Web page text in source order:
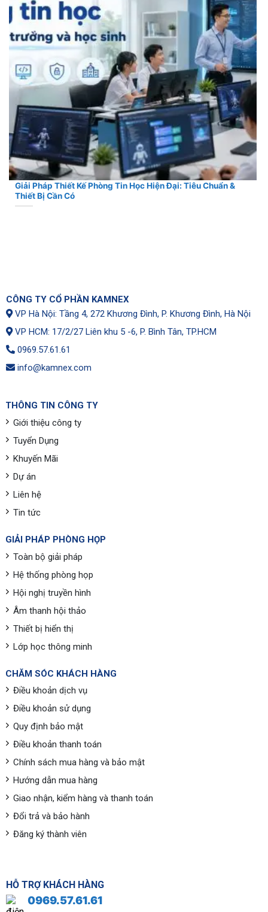
Giải Pháp Thiết Kế Phòng Tin Học Hiện Đại: Tiêu Chuẩn &
Thiết Bị Cần Có
CÔNG TY CỔ PHẦN KAMNEX
VP Hà Nội: Tầng 4, 272 Khương Đình, P. Khương Đình, Hà Nội
VP HCM: 17/2/27 Liên khu 5 -6, P. Bình Tân, TP.HCM
0969.57.61.61
info@kamnex.com
THÔNG TIN CÔNG TY
Giới thiệu công ty
Tuyển Dụng
Khuyến Mãi
Dự án
Liên hệ
Tin tức
GIẢI PHÁP PHÒNG HỌP
Toàn bộ giải pháp
Hệ thống phòng họp
Hội nghị truyền hình
Âm thanh hội thảo
Thiết bị hiển thị
Lớp học thông minh
CHĂM SÓC KHÁCH HÀNG
Điều khoản dịch vụ
Điều khoản sử dụng
Quy định bảo mật
Điều khoản thanh toán
Chính sách mua hàng và bảo mật
Hướng dẫn mua hàng
Giao nhận, kiểm hàng và thanh toán
Đổi trả và bảo hành
Đăng ký thành viên
HỖ TRỢ KHÁCH HÀNG
0969.57.61.61